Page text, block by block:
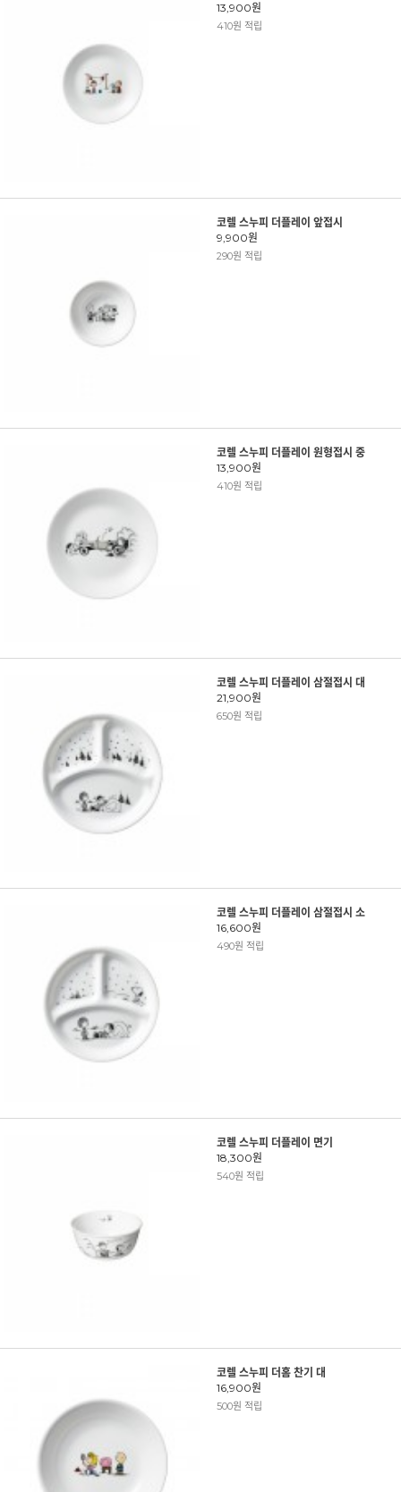
13,900원
410원 적립
코렐 스누피 더플레이 앞접시
9,900원
290원 적립
코렐 스누피 더플레이 원형접시 중
13,900원
410원 적립
코렐 스누피 더플레이 삼절접시 대
21,900원
650원 적립
코렐 스누피 더플레이 삼절접시 소
16,600원
490원 적립
코렐 스누피 더플레이 면기
18,300원
540원 적립
코렐 스누피 더홈 찬기 대
16,900원
500원 적립